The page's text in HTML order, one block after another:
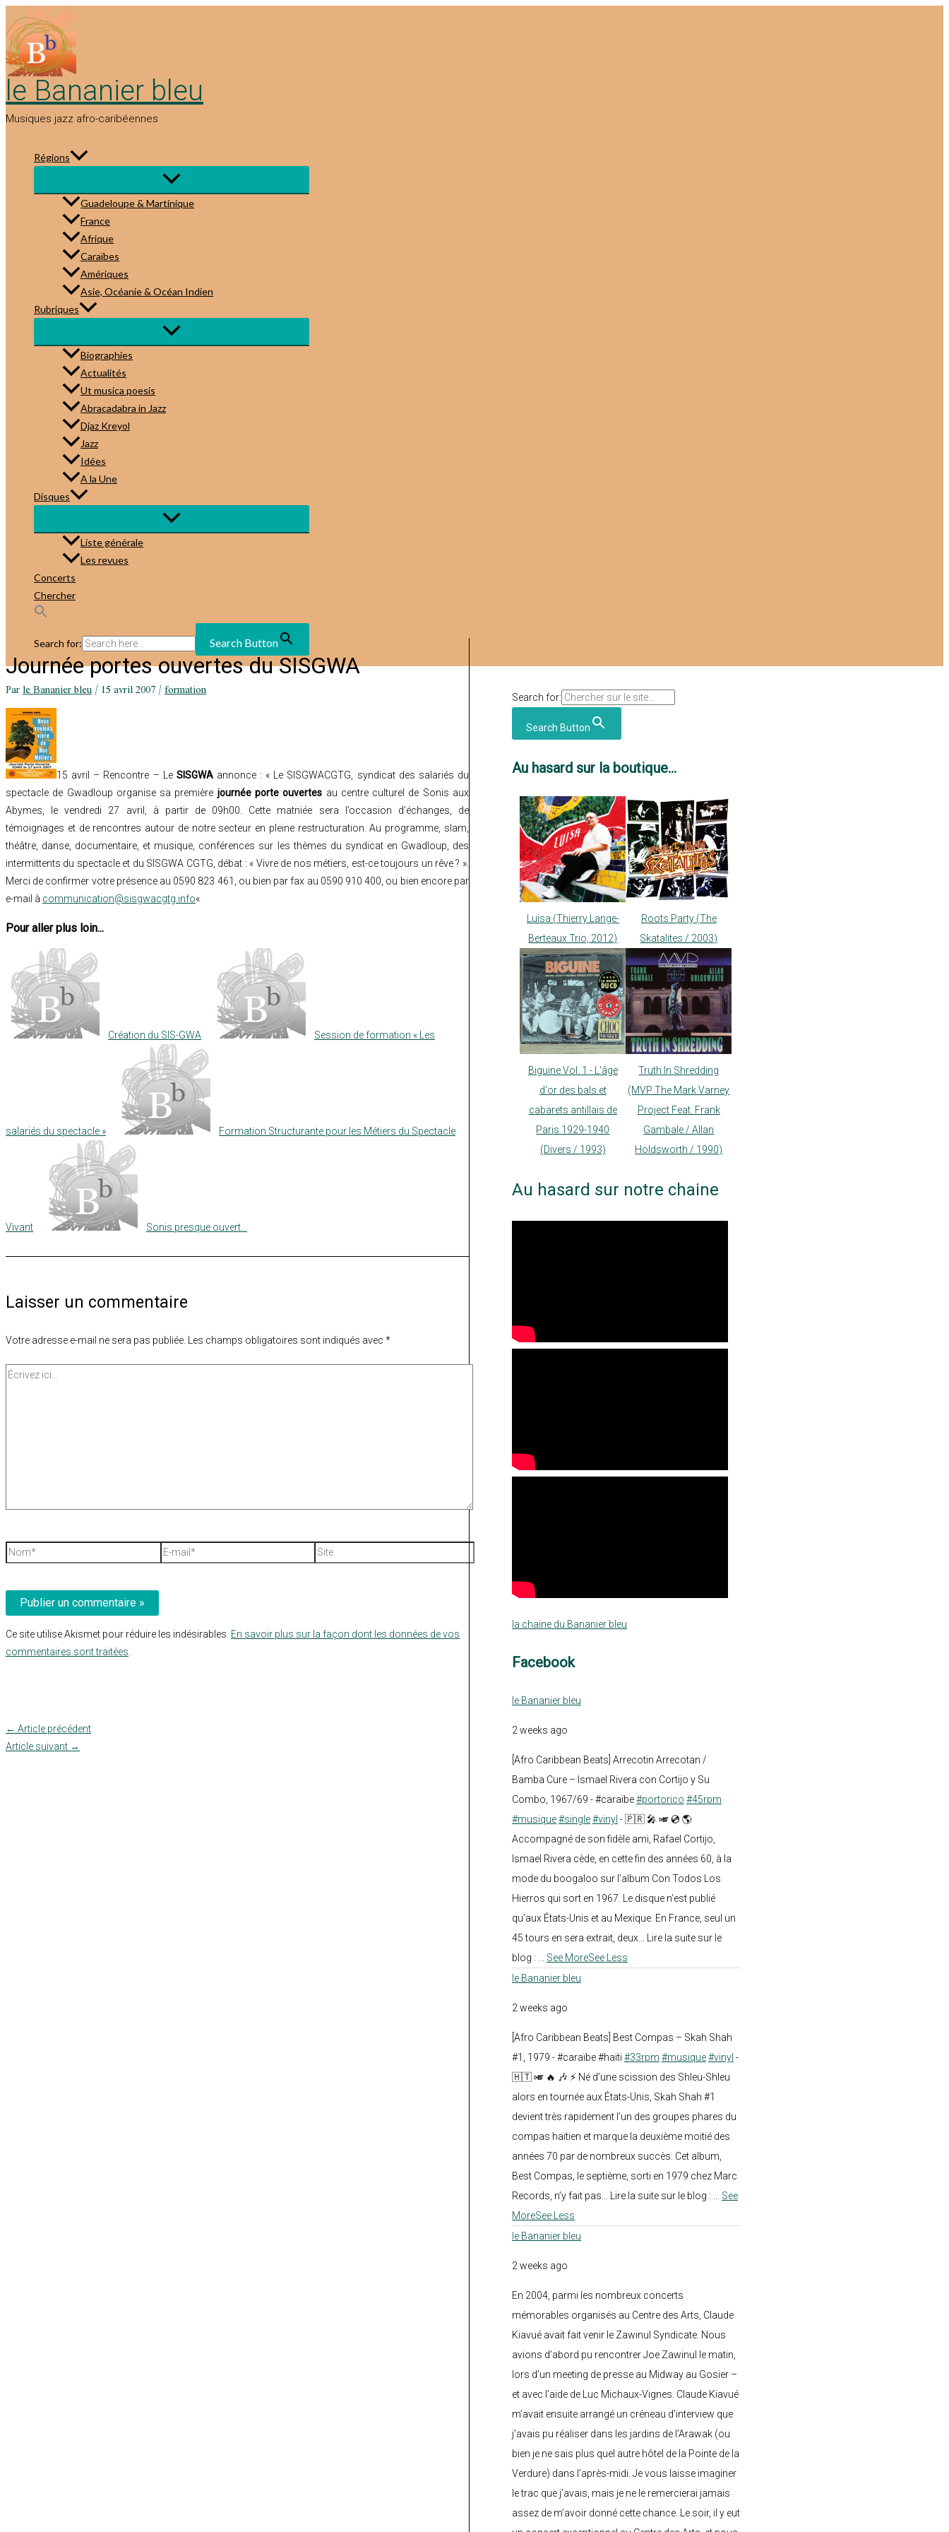
au
contenu
le Bananier bleu
Musiques jazz afro-caribéennes
Régions
Guadeloupe & Martinique
France
Afrique
Caraïbes
Amériques
Asie, Océanie & Océan Indien
Rubriques
Biographies
Actualités
Ut musica poesis
Abracadabra in Jazz
Djaz Kreyol
Jazz
Idées
A la Une
Disques
Liste générale
Les revues
Concerts
Chercher
Search for: Search Button
Journée portes ouvertes du SISGWA
Parle Bananier bleu/15 avril 2007/formation
15 avril – Rencontre – Le SISGWA annonce : « Le SISGWACGTG , syndicat des salariés du
spectacle de Gwadloup organise sa première journée porte ouvertes au centre culturel de Sonis aux
Abymes, levendredi 27 avril
, à partir de 09h00. Cette matniée sera l’occasion d’échanges, de
témoignages et de rencontres autour de notre secteur en pleine restructuration. Au programme, slam,
théâtre, danse, documentaire, et musique, conférences sur les thèmes du syndicat en Gwadloup, des
intermittents du spectacle et du SISGWA CGTG, débat : « Vivre de nos métiers, est-ce toujours un rêve ? ».
Merci de confirmer votre présence au 0590 823 461, ou bien par fax au 0590 910 400, ou bien encore par
e-mail à communication@sisgwacgtg.info«
Pour aller plus loin...
Création du SIS-GWA Session de formation « Les
salariés du spectacle » Formation Structurante pour les Métiers du Spectacle
Vivant Sonis presque ouvert…
Laisser un commentaire
Votre adresse e-mail ne sera pas publiée. Les champs obligatoires sont indiqués avec *
Écrivez
Nom*
E-
mail*
Site
Ce site utilise Akismet pour réduire les indésirables. En savoir plus sur la façon dont les données de vos
commentaires sont traitées.
← Article précédent
Article suivant →
Search for:
Search Button
Au hasard sur la boutique...
Luisa (Thierry Lange-
Berteaux Trio, 2012)
Roots Party (The
Skatalites / 2003)
Biguine Vol. 1 - L'âge
d'or des bals et
cabarets antillais de
Paris 1929-1940
(Divers / 1993)
Truth In Shredding
(MVP The Mark Varney
Project Feat. Frank
Gambale / Allan
Holdsworth / 1990)
Au hasard sur notre chaine
la chaine du Bananier bleu
Facebook
le Bananier bleu
2 weeks ago
[Afro Caribbean Beats] Arrecotin Arrecotan /
Bamba Cure – Ismael Rivera con Cortijo y Su
Combo, 1967/69 - #caraïbe#portorico #45rpm
#musique#single#vinyl - 🇵🇷 🎤 🎺 💿 🌎
Accompagné de son fidèle ami, Rafael Cortijo,
Ismael Rivera cède, en cette fin des années 60, à la
mode du boogaloo sur l’album Con Todos Los
Hierros qui sort en 1967. Le disque n’est publié
qu’aux États-Unis et au Mexique. En France, seul un
45 tours en sera extrait, deux... Lire la suite sur le
blog :
See MoreSee Less
le Bananier bleu
2 weeks ago
[Afro Caribbean Beats] Best Compas – Skah Shah
#1, 1979 - #caraïbe #haïti #33rpm #musique#vinyl -
🇭🇹 🎺 🔥 🎶 ⚡ Né d’une scission des Shleu-Shleu
alors en tournée aux États-Unis, Skah Shah #1
devient très rapidement l’un des groupes phares du
compas haïtien et marque la deuxième moitié des
années 70 par de nombreux succès. Cet album,
Best Compas, le septième, sorti en 1979 chez Marc
Records, n’y fait pas... Lire la suite sur le blog :
See
MoreSee Less
le Bananier bleu
2 weeks ago
En 2004, parmi les nombreux concerts
mémorables organisés au Centre des Arts, Claude
Kiavué avait fait venir le Zawinul Syndicate. Nous
avions d’abord pu rencontrer Joe Zawinul le matin,
lors d’un meeting de presse au Midway au Gosier –
et avec l’aide de Luc Michaux-Vignes. Claude Kiavué
m’avait ensuite arrangé un créneau d’interview que
j’avais pu réaliser dans les jardins de l’Arawak (ou
bien je ne sais plus quel autre hôtel de la Pointe de la
Verdure) dans l’après-midi. Je vous laisse imaginer
le trac que j’avais, mais je ne le remercierai jamais
assez de m’avoir donné cette chance. Le soir, il y eut